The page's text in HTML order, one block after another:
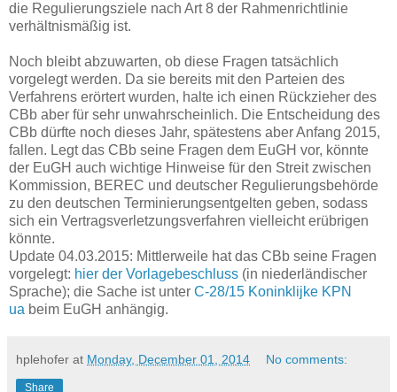
die Regulierungsziele nach Art 8 der Rahmenrichtlinie
verhältnismäßig ist.
Noch bleibt abzuwarten, ob diese Fragen tatsächlich
vorgelegt werden. Da sie bereits mit den Parteien des
Verfahrens erörtert wurden, halte ich einen Rückzieher des
CBb aber für sehr unwahrscheinlich. Die Entscheidung des
CBb dürfte noch dieses Jahr, spätestens aber Anfang 2015,
fallen. Legt das CBb seine Fragen dem EuGH vor, könnte
der EuGH auch wichtige Hinweise für den Streit zwischen
Kommission, BEREC und deutscher Regulierungsbehörde
zu den deutschen Terminierungsentgelten geben, sodass
sich ein Vertragsverletzungsverfahren vielleicht erübrigen
könnte.
Update 04.03.2015: Mittlerweile hat das CBb seine Fragen
vorgelegt: hier der Vorlagebeschluss (in niederländischer
Sprache); die Sache ist unter C-28/15 Koninklijke KPN
ua beim EuGH anhängig.
hplehofer at Monday, December 01, 2014 No comments:
Share